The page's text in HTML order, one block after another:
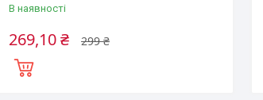
В наявності
299 ₴
269,10 ₴